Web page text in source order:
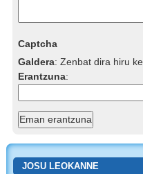
Captcha
Galdera:Zenbat dira hiru
Erantzuna:
JOSU LEOKANNE